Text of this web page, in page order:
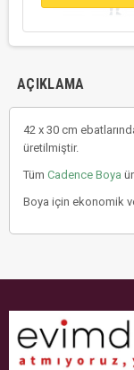
AÇIKLAMA
42 x 30 cm
üretilmiştir.
Tüm Cadence Boya
Boya için ekonomik